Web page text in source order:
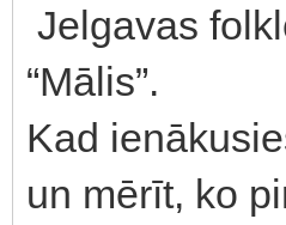
Jelgavas
“Mālis”.
Kad
un mērīt, ko